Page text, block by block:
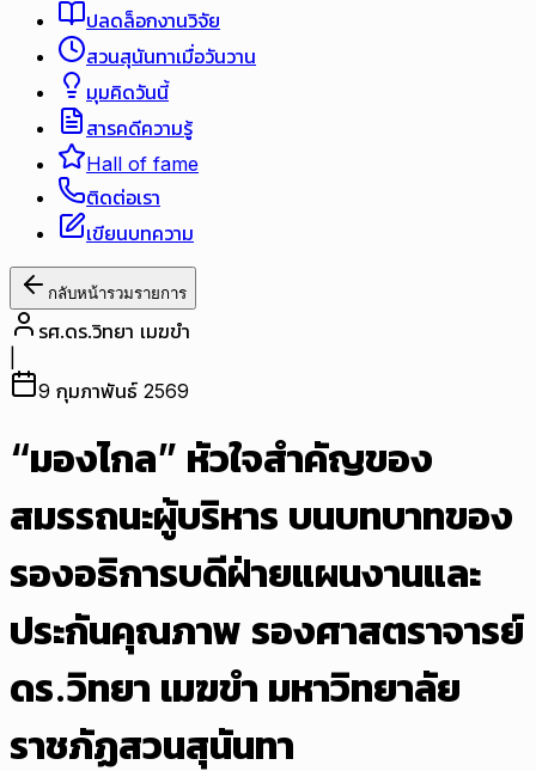
ปลดล็อกงานวิจัย
สวนสุนันทาเมื่อวันวาน
มุมคิดวันนี้
สารคดีความรู้
Hall of fame
ติดต่อเรา
เขียนบทความ
กลับหน้ารวมรายการ
รศ.ดร.วิทยา เมฆขำ
9 กุมภาพันธ์ 2569
“มองไกล” หัวใจสำคัญของ
สมรรถนะผู้บริหาร บนบทบาทของ
รองอธิการบดีฝ่ายแผนงานและ
ประกันคุณภาพ รองศาสตราจารย์
ดร.วิทยา เมฆขำ มหาวิทยาลัย
ราชภัฏสวนสุนันทา